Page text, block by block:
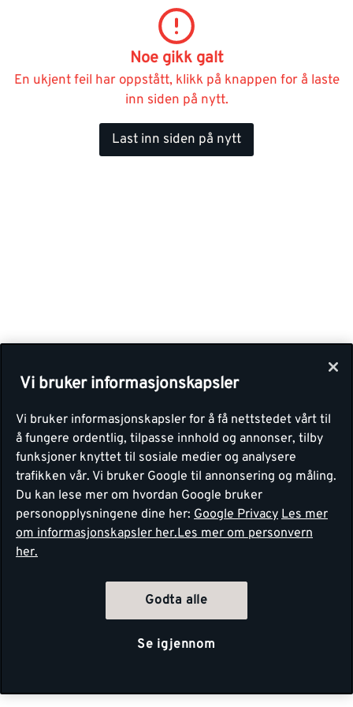
Noe gikk galt
En ukjent feil har oppstått, klikk på knappen for å laste
inn siden på nytt.
Last inn siden på nytt
Vi bruker informasjonskapsler
Vi bruker informasjonskapsler for å få nettstedet vårt til
å fungere ordentlig, tilpasse innhold og annonser, tilby
funksjoner knyttet til sosiale medier og analysere
trafikken vår. Vi bruker Google til annonsering og måling.
Du kan lese mer om hvordan Google bruker
personopplysningene dine her: Google Privacy Les mer
om informasjonskapsler her.Les mer om personvern
her.
Godta alle
Se igjennom